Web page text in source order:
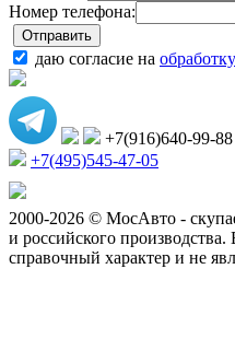
Номер телефона:
даю согласие на
+7(916)640-99-88
+7(495)545-47-05
2000-2026 © МосАвто -
и российского производства.
справочный характер и не